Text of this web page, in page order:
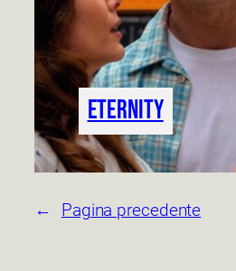
Eternity
← Pagina precedente